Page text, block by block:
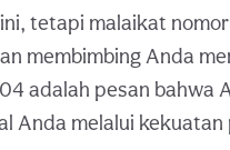
tetapi malaikat
membimbing Anda
adalah pesan bahwa
Anda melalui